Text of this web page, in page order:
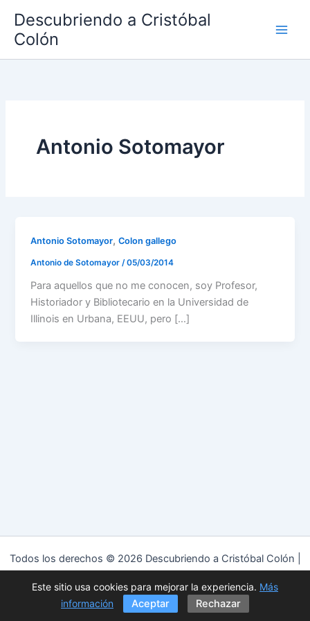
contenido
Descubriendo a Cristóbal
Colón
Antonio Sotomayor
Antonio Sotomayor,Colon gallego
Antonio de Sotomayor /05/03/2014
Para aquellos que no me conocen, soy Profesor,
Historiador y Bibliotecario en la Universidad de
Illinois en Urbana, EEUU, pero […]
Todos los derechos © 2026 Descubriendo a Cristóbal Colón |
Política de privacidad|Política de cookies|Aviso Legal
Este sitio usa cookies para mejorar la experiencia. Más
información
Aceptar Rechazar